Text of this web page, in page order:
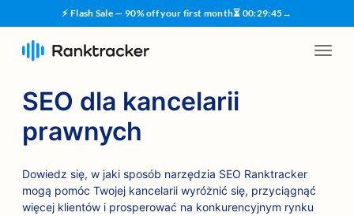
⚡ Flash Sale — 90% off your first month⏳ 00:29:45→
SEO dla kancelarii
prawnych
Dowiedz się, w jaki sposób narzędzia SEO Ranktracker
mogą pomóc Twojej kancelarii wyróżnić się, przyciągnąć
więcej klientów i prosperować na konkurencyjnym rynku